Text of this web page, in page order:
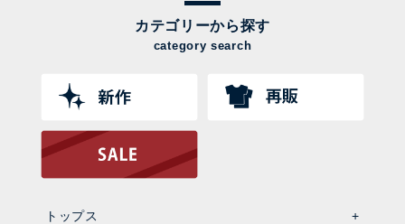
カテゴリーから探す
category search
トップス